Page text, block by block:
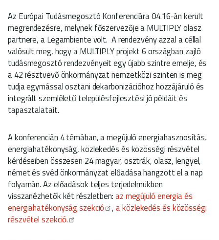
Az Európai Tudásmegosztó Konferenciára 04.16-án került
megrendezésre, melynek főszervezője a MULTIPLY olasz
partnere, a Legambiente volt. A rendezvény azzal a céllal
valósult meg, hogy a MULTIPLY projekt 6 országban zajló
tudásmegosztó rendezvényeit egy újabb szintre emelje, és
a 42 résztvevő önkormányzat nemzetközi szinten is meg
tudja egymással osztani dekarbonizációhoz hozzájáruló és
integrált szemléletű településfejlesztési jó példáit és
tapasztalatait.
A konferencián 4 témában, a megújuló energiahasznosítás,
energiahatékonyság, közlekedés és közösségi részvétel
kérdéseiben összesen 24 magyar, osztrák, olasz, lengyel,
német és svéd önkormányzat előadása hangzott el a nap
folyamán. Az előadások teljes terjedelmükben
visszanézhetők két részletben: az megújuló energia és
energiahatékonyság szekció
,a közlekedés és közösségi
részvétel szekció.